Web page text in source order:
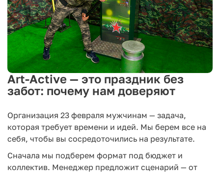
сценарий под компанию, добавляя
персональные детали о сотрудниках. Программа
в квест превращает обычный рабочий день в
захватывающее приключение для мужчин.
Творческие мастер-классы для мужчин
проводим занятия по приготовлению стейков
или созданию кожаных аксессуаров. Это
развивает навыки и дает повод для общения без
Выездные аттракционы иигры в офисе на 23
февраля.Устанавливаем лазерный тир или
настольный футбол — все оборудование мы
соревнования вызывают азарт и сплачивают
команду.
Art-Active — это праздник без
забот: почему нам доверяют
Организация 23 февраля мужчинам — задача,
которая требует времени и идей. Мы берем все на
себя, чтобы вы сосредоточились на результате.
Сначала мы подберем формат под бюджет и
коллектив. Менеджер предложит сценарий — от